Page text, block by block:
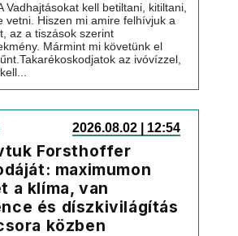
Vadhajtásokat kell betiltani, kitiltani,
vetni. Hiszen mi amire felhívjuk a
az a tiszások szerint
Mármint mi követünk el
az ivóvízzel,
2026.08.02 | 12:54
Forsthoffer
maximumon
a klíma, van
és díszkivilágítás
közben